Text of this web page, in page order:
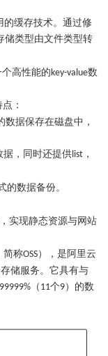
的缓存技术。通过修
储类型由文件类型转
高性能的key-value数
：
数据保存在磁盘中，
据，同时还提供list ，
的数据备份。
实现静态资源与网站
简称OSS），是阿里云
储服务。它具有与
（ 11个9）的数